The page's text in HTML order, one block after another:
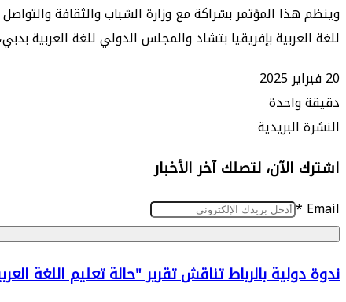
وينظم هذا المؤتمر بشراكة مع وزارة الشباب والثقافة
للغة العربية بإفريقيا بتشاد والمجلس الدولي للغة العربية
20 فبراير 2025
دقيقة واحدة
فيسبوك
ماسنجر
ماسنجر
واتساب
تيلقرام
مشاركة
البريد
طباعة
النشرة البريدية
اشترك الآن، لتصلك آخر الأخبار
Email
*
ندوة
ندوة دولية بالرباط تناقش تقرير "حالة تعليم اللغة